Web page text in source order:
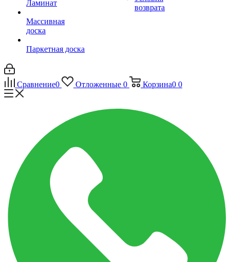
Ламинат
Массивная
доска
Паркетная доска
возврата
Сравнение0 Отложенные 0 Корзина0 0